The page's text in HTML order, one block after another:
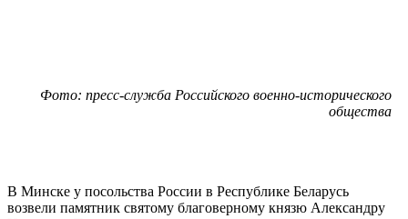
Фото: пресс-служба Российского военно-исторического
общества
В Минске у посольства России в Республике Беларусь
возвели памятник святому благоверному князю Александру